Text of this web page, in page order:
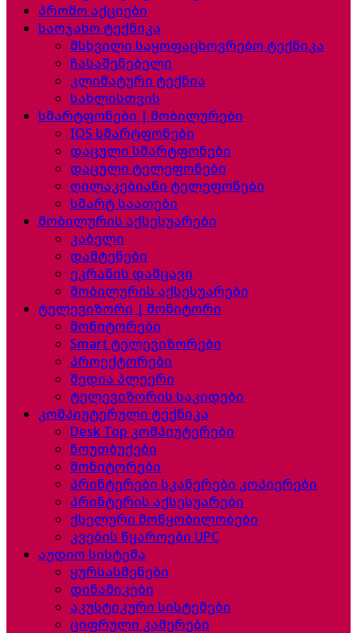
პრომო აქციები
საოჯახო ტექნიკა
მსხვილი საყოფაცხოვრებო ტექნიკა
ჩასაშენებელი
კლიმატური ტექნია
სახლისთვის
სმარტფონები | მობილურები
IOS სმარტფონები
დაცული სმარტფონები
დაცული ტელეფონები
ღილაკებიანი ტელეფონები
სმარტ საათები
მობილურის აქსესუარები
კაბელი
დამტენები
ეკრანის დამცავი
მობილურის აქსესუარები
ტელევიზორი | მონიტორი
მონიტორები
Smart ტელევიზორები
პროექტორები
მედია პლეერი
ტელევიზორის საკიდები
კომპიუტერული ტექნიკა
Desk Top კომპიუტერები
ნოუთბუქები
მონიტორები
პრინტერები სკანერები კოპიერები
პრინტერის აქსესუარები
ქსელური მოწყობილობები
კვების წყაროები UPC
აუდიო სისტემა
ყურსასმენები
დინამიკები
აკუსტიკური სისტემები
ციფრული კამერები